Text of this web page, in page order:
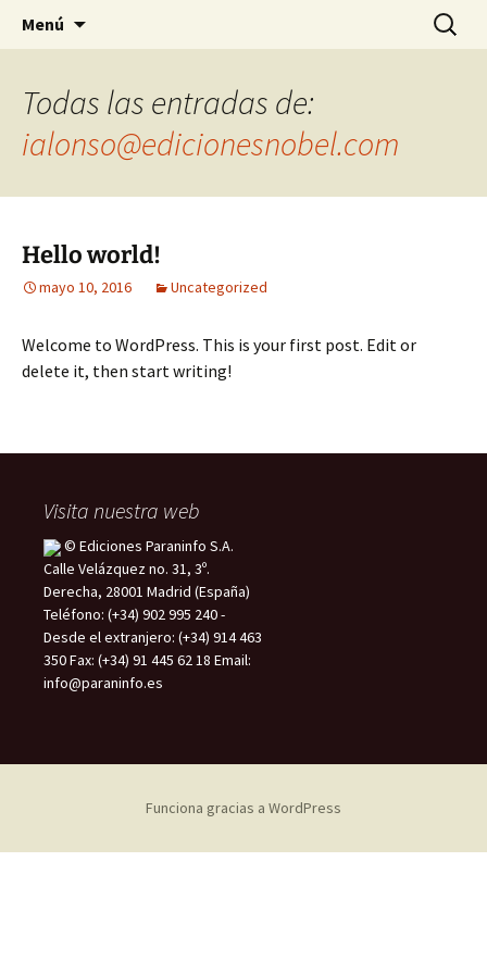
Menú Buscar:
Todas las entradas de:
ialonso@edicionesnobel.com
Hello world!
mayo 10, 2016 Uncategorized
Welcome to WordPress. This is your first post. Edit or
delete it, then start writing!
Visita nuestra web
© Ediciones Paraninfo S.A.
Calle Velázquez no. 31, 3º.
Derecha, 28001 Madrid (España)
Teléfono: (+34) 902 995 240 -
Desde el extranjero: (+34) 914 463
350 Fax: (+34) 91 445 62 18 Email:
info@paraninfo.es
Funciona gracias a WordPress